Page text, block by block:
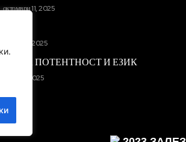
октомври 11, 2025
август 10, 2025
ПОТЕНТНОСТ И ЕЗИК
август 8, 2025